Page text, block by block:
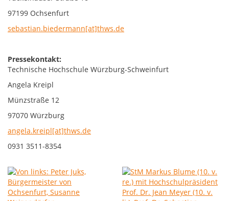
97199 Ochsenfurt
sebastian.biedermann[at]thws.de
Pressekontakt:
Technische Hochschule Würzburg-Schweinfurt
Angela Kreipl
Münzstraße 12
97070 Würzburg
angela.kreipl[at]thws.de
0931 3511-8354